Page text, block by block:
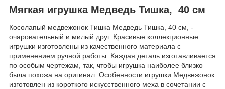
Мягкая игрушка Медведь Тишка, 40 см
Косолапый медвежонок Тишка Медведь Тишка, 40 см, -
очаровательный и милый друг. Красивые коллекционные
игрушки изготовлены из качественного материала с
применением ручной работы. Каждая деталь изготавливается
по особым чертежам, так, чтобы игрушка наиболее близко
была похожа на оригинал. Особенности игрушки Медвежонок
изготовлен из короткого искусственного меха в сочетании с